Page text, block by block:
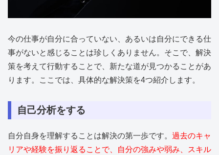
今の仕事が自分に合っていない、あるいは自分にできる仕
事がないと感じることは珍しくありません。そこで、解決
策を考えて行動することで、新たな道が見つかることがあ
ります。ここでは、具体的な解決策を4つ紹介します。
自己分析をする
自分自身を理解することは解決の第一歩です。 過去のキャ
リアや経験を振り返ることで、自分の強みや弱み、スキル